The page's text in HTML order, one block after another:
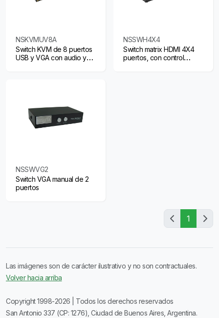
NSKVMUV8A
Switch KVM de 8 puertos
USB y VGA con audio y
NSSWH4X4
Switch matrix HDMI 4X4
puertos, con control
NSSWVG2
Switch VGA manual de 2
puertos
1
Las imágenes son de carácter ilustrativo y no son contractuales.
Volver hacia arriba
Copyright 1998-2026 | Todos los derechos reservados
San Antonio 337 (CP: 1276), Ciudad de Buenos Aires, Argentina.